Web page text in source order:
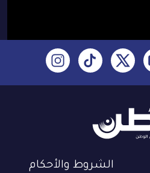
الشروط والأحكام